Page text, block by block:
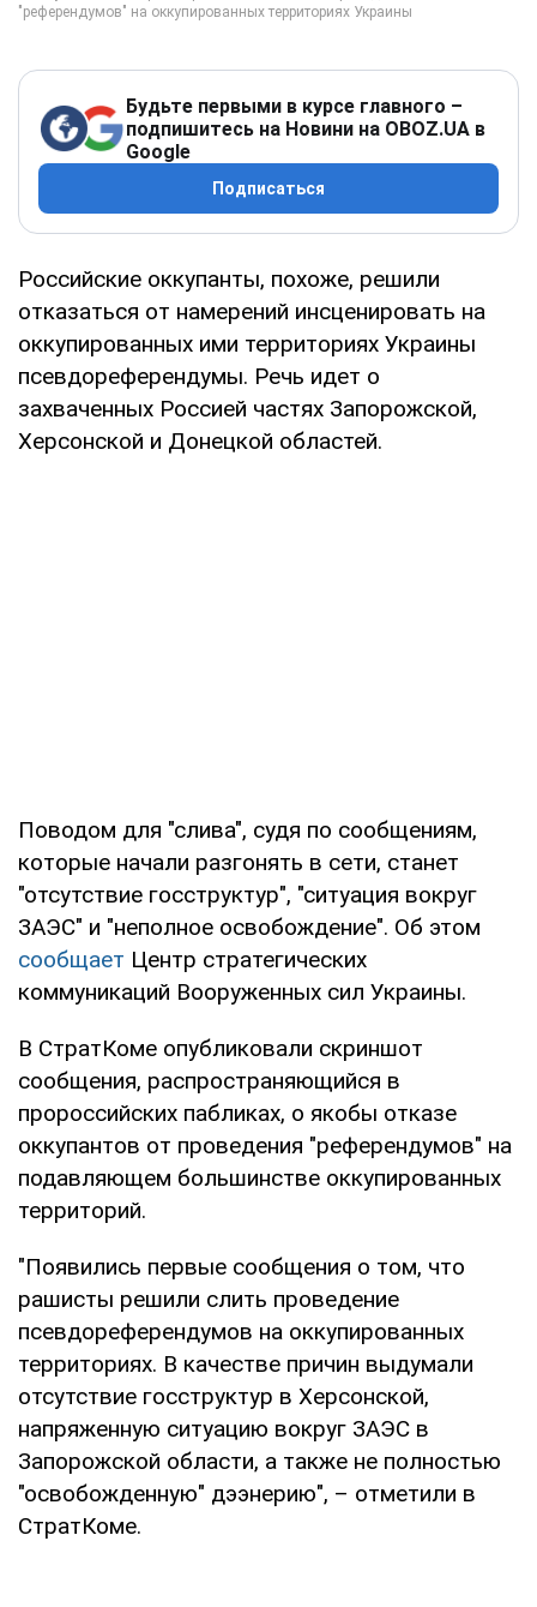
Будьте первыми в курсе главного –
подпишитесь на Новини на OBOZ.UA в
Google
Подписаться
Российские оккупанты, похоже, решили
отказаться от намерений инсценировать на
оккупированных ими территориях Украины
псевдореферендумы. Речь идет о
захваченных Россией частях Запорожской,
Херсонской и Донецкой областей.
Поводом для "слива", судя по сообщениям,
которые начали разгонять в сети, станет
"отсутствие госструктур", "ситуация вокруг
ЗАЭС" и "неполное освобождение". Об этом
сообщает Центр стратегических
коммуникаций Вооруженных сил Украины.
В СтратКоме опубликовали скриншот
сообщения, распространяющийся в
пророссийских пабликах, о якобы отказе
оккупантов от проведения "референдумов" на
подавляющем большинстве оккупированных
территорий.
"Появились первые сообщения о том, что
рашисты решили слить проведение
псевдореферендумов на оккупированных
территориях. В качестве причин выдумали
отсутствие госструктур в Херсонской,
напряженную ситуацию вокруг ЗАЭС в
Запорожской области, а также не полностью
"освобожденную" дээнерию", – отметили в
СтратКоме.